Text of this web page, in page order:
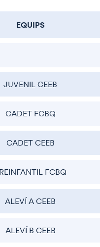
EQUIPS
JUVENIL CEEB
CADET FCBQ
CADET CEEB
FCBQ
ALEVÍ A CEEB
ALEVÍ B CEEB